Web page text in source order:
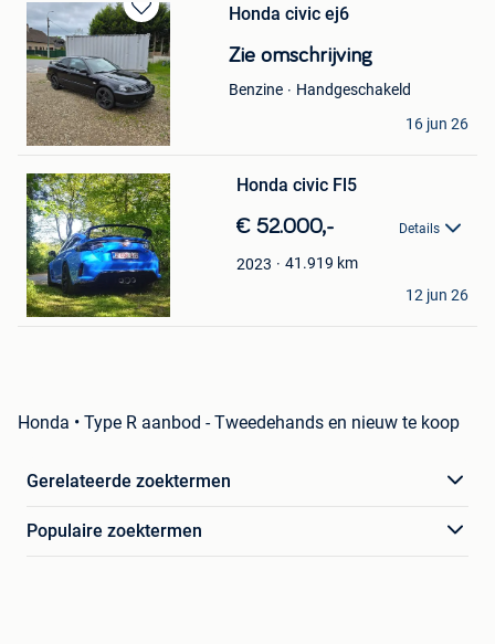
Bewaren
Mijn
Favorieten
Honda civic ej6
Zie omschrijving
Benzine
Handgeschakeld
ts
Hasselt
16 jun 26
Bewaren
Mijn
Favorieten
Honda civic Fl5
€ 52.000,- Details
2023 41.919 km
Mad
Auvelais
12 jun 26
Honda • Type R aanbod - Tweedehands en nieuw te koop
Gerelateerde zoektermen
Populaire zoektermen